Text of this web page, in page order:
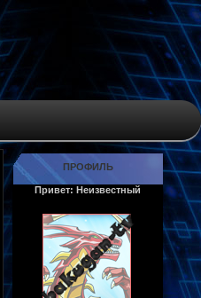
ПРОФИЛЬ
Привет: Неизвестный